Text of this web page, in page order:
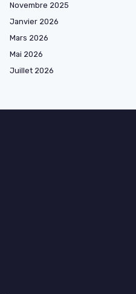
Novembre 2025
Janvier 2026
Mars 2026
Mai 2026
Juillet 2026